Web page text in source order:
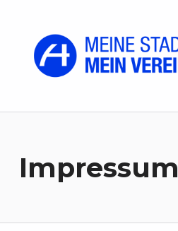
Impressum